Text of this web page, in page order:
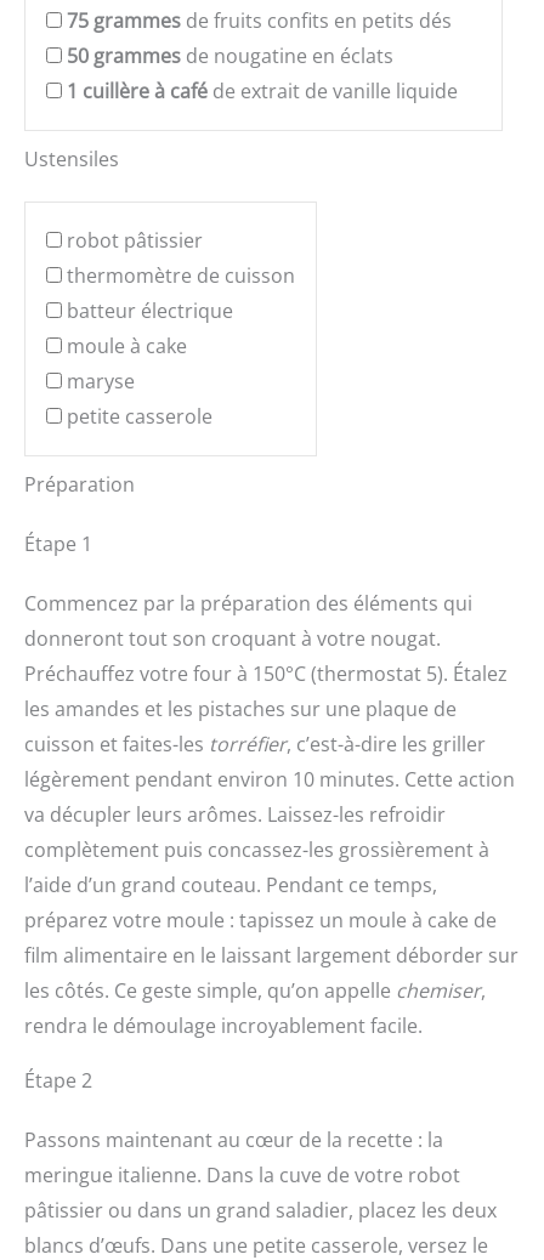
75 grammes de fruits confits en petits dés
50 grammes de nougatine en éclats
1 cuillère à café de extrait de vanille liquide
Ustensiles
robot pâtissier
thermomètre de cuisson
batteur électrique
moule à cake
maryse
petite casserole
Préparation
Étape 1
Commencez par la préparation des éléments qui
donneront tout son croquant à votre nougat.
Préchauffez votre four à 150°C (thermostat 5). Étalez
les amandes et les pistaches sur une plaque de
cuisson et faites-les torréfier, c’est-à-dire les griller
légèrement pendant environ 10 minutes. Cette action
va décupler leurs arômes. Laissez-les refroidir
complètement puis concassez-les grossièrement à
l’aide d’un grand couteau. Pendant ce temps,
préparez votre moule : tapissez un moule à cake de
film alimentaire en le laissant largement déborder sur
les côtés. Ce geste simple, qu’on appelle chemiser,
rendra le démoulage incroyablement facile.
Étape 2
Passons maintenant au cœur de la recette : la
meringue italienne. Dans la cuve de votre robot
pâtissier ou dans un grand saladier, placez les deux
blancs d’œufs. Dans une petite casserole, versez le